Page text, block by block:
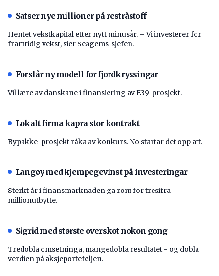
Satser nye millioner på restråstoff
Hentet vekstkapital etter nytt minusår. – Vi investerer for
framtidig vekst, sier Seagems-sjefen.
Forslår ny modell for fjordkryssingar
Vil lære av danskane i finansiering av E39-prosjekt.
Lokalt firma kapra stor kontrakt
Bypakke-prosjekt råka av konkurs. No startar det opp att.
Langøy med kjempegevinst på investeringar
Sterkt år i finansmarknaden ga rom for tresifra
millionutbytte.
Sigrid med største overskot nokon gong
Tredobla omsetninga, mangedobla resultatet - og dobla
verdien på aksjeporteføljen.